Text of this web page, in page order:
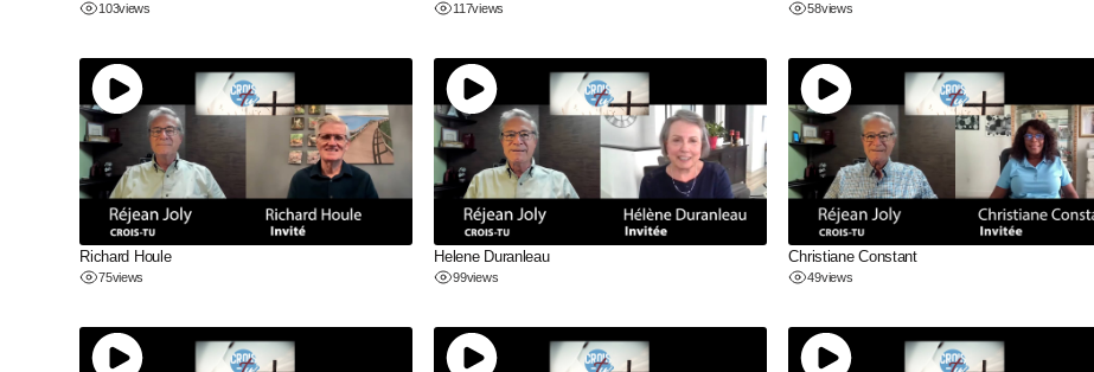
103views 117views 58views
Richard Houle
75views
Helene Duranleau
99views
Christiane Constant
49views